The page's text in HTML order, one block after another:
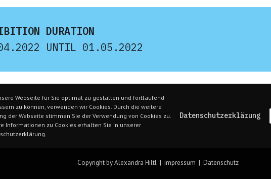
DURATION
UNTIL 01.05.2022
Copyright by Alexandra Hiltl | impressum | Datenschutz
Webseite für Sie optimal zu gestalten und fortlaufend
zu können, verwenden wir Cookies. Durch die weitere
der Webseite stimmen Sie der Verwendung von Cookies zu.
Informationen zu Cookies erhalten Sie in unserer
Datenschutzerklärung